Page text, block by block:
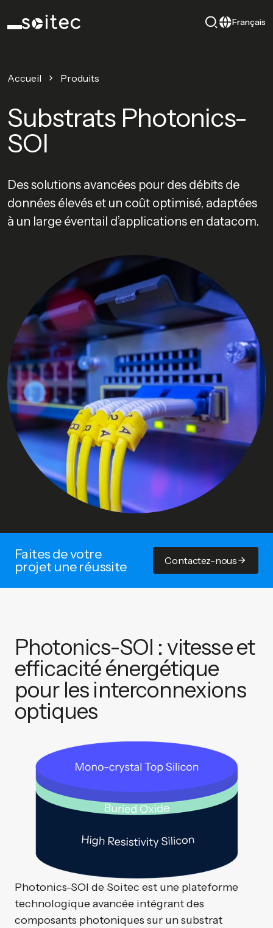
Français
Accueil Produits
Substrats Photonics-
SOI
Des solutions avancées pour des débits de
données élevés et un coût optimisé, adaptées
à un large éventail d’applications en datacom.
Faites de votre
projet une réussite
Contactez-nous
Photonics-SOI : vitesse et
efficacité énergétique
pour les interconnexions
optiques
Photonics-SOI de Soitec est une plateforme
technologique avancée intégrant des
composants photoniques sur un substrat